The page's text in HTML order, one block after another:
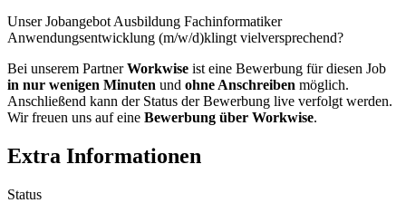
Unser Jobangebot Ausbildung Fachinformatiker
Anwendungsentwicklung (m/w/d)klingt vielversprechend?
Bei unserem PartnerWorkwise ist eine Bewerbung für diesen Job
in nur wenigen Minuten und ohne Anschreiben möglich.
Anschließend kann der Status der Bewerbung live verfolgt werden.
Wir freuen uns auf eine Bewerbung über Workwise.
Extra Informationen
Status